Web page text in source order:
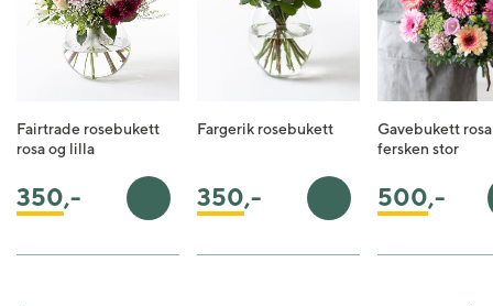
Fairtrade rosebukett
rosa og lilla
350,- Legg i handlekurv
Fargerik rosebukett
350,- Legg i handlekurv
Gavebukett
fersken stor
500,-